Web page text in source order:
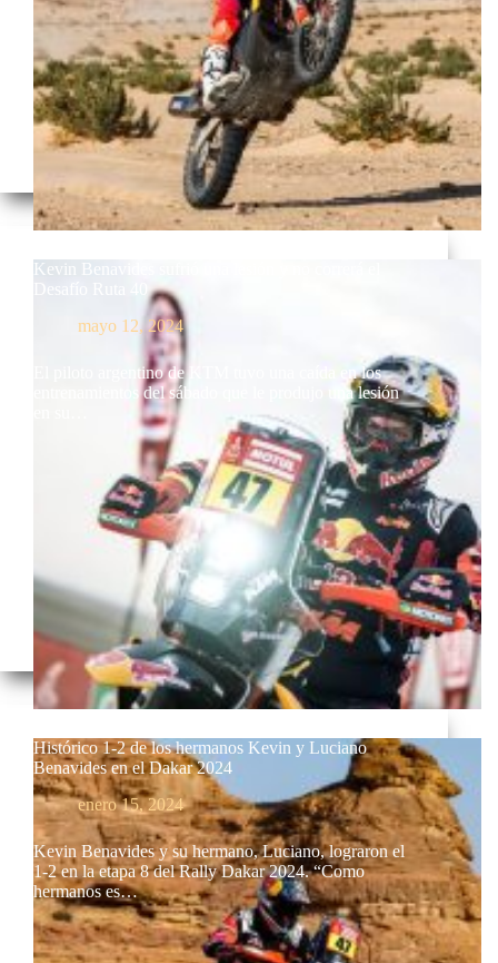
Kevin Benavides sufrió una lesión y no correrá el
Desafío Ruta 40
mayo 12, 2024
El piloto argentino de KTM tuvo una caída en los
entrenamientos del sábado que le produjo una lesión
Histórico 1-2 de los hermanos Kevin y Luciano
Benavides en el Dakar 2024
enero 15, 2024
Kevin Benavides y su hermano, Luciano, lograron el
1-2 en la etapa 8 del Rally Dakar 2024. “Como
hermanos es…